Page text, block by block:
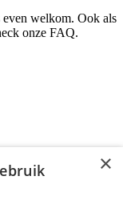
even welkom. Ook als
onze FAQ.
×